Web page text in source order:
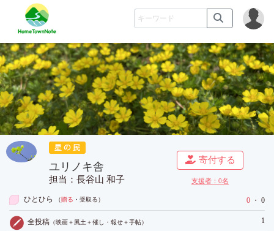
ユリノキ舎
担当：長谷山 和子
寄付する
支援者： 0名
ひとひら （贈る ・受取る） 0 ・ 0
全投稿 （映画＋風土＋催し・報せ＋手帖） 1